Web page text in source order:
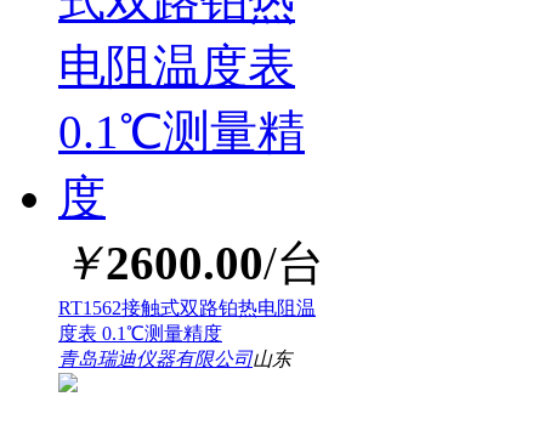
￥2600.00/台
RT1562接触式双路铂热电阻温
度表 0.1℃测量精度
青岛瑞迪仪器有限公司山东